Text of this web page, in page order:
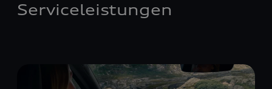
Serviceleistungen